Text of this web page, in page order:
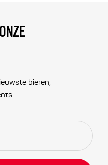
bieren,